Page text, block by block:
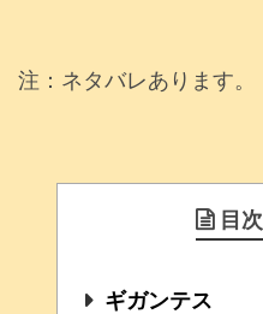
注：ネタバレあります。
目次
ギガンテス